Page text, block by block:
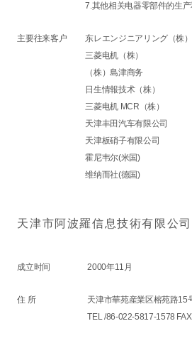
7.其他相关电器零部件的生
主要往来客户
东レエンジニアリング（株）
三菱电机（株）
（株）島津商务
日生情報技术（株）
三菱电机 MCR（株）
天津丰田汽车有限公司
天津板硝子有限公司
霍尼韦尔(米国)
维纳而社(德国)
天津市阿波羅信息技術有限公司
成立时间 2000年11月
住 所
天津市華苑産業区榕苑路15
TEL /86-022-5817-1578